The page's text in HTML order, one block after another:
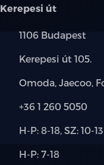
Biztonsági
ISOFIX
légzsák)
Kerepesi út
Település:
1106 Budapest
Cím:
Kerepesi út 105.
Márkák:
Omoda, Jaecoo,
Telefon:
+36 1 260 5050
Új-
használt
H-P: 8-18, SZ: 10-13
Alkatrész,
H-P: 7-18